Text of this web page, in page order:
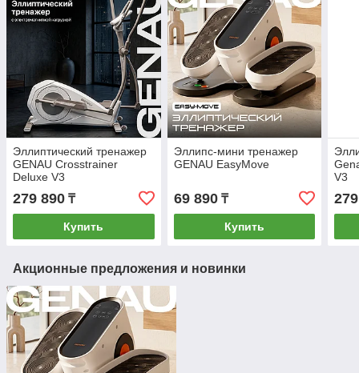
Эллиптический тренажер
GENAU Crosstrainer
Deluxe V3
279 890 ₸
Купить
Эллипс-мини тренажер
GENAU EasyMove
69 890₸
Купить
V3
Акционные предложения и новинки